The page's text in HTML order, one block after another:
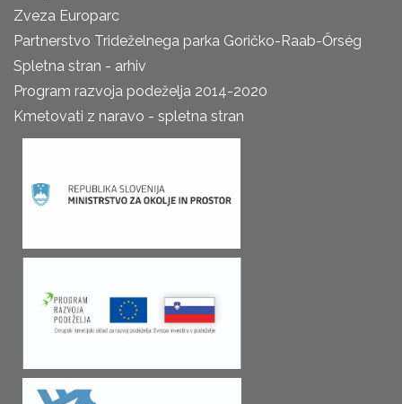
Zveza Europarc
Partnerstvo Trideželnega parka Goričko-Raab-Őrség
Spletna stran - arhiv
Program razvoja podeželja 2014-2020
Kmetovati z naravo - spletna stran